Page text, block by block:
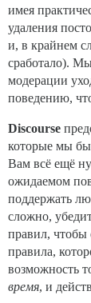
имея
удаления
и, в крайнем
сработало).
модерации
поведению,
Discourse
которые мы бы
Вам всё ещё
ожидаемом
поддержать
сложно,
правил, чтобы
правила,
возможность
время, и